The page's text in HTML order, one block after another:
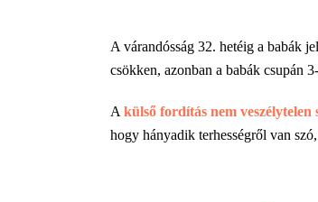
A várandósság 32. hetéig a babák
csökken, azonban a babák csupán
A külső fordítás nem veszélytelen
hogy hányadik terhességről van